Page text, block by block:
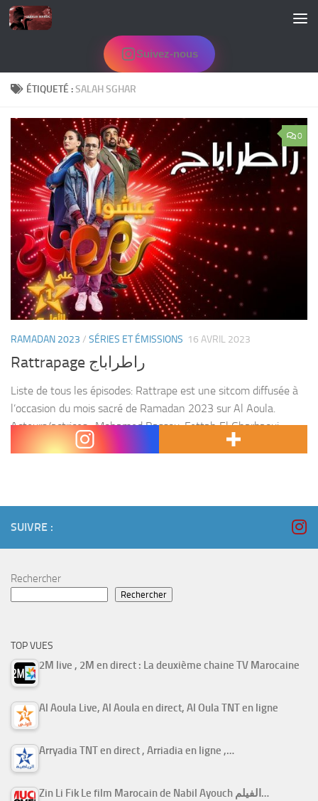
Skip to content
Suivez-nous
ÉTIQUETÉ :SALAH SGHAR
0
RAMADAN 2023 / SÉRIES ET ÉMISSIONS 16 AVRIL 2023
Rattrapage راطراباج
Liste de tous les épisodes: Rattrape est une sitcom diffusée à
l’occasion du mois sacré de Ramadan 2023 sur Al Aoula.
Acteurs/actrices : Mohamed Bassou, Fettah El Gharbaoui,
Salaheddine Benmoussa, Rajaa Latifine, Fatima Zahra...
SUIVRE :
Rechercher
Rechercher
TOP VUES
2M live , 2M en direct : La deuxième chaine TV Marocaine
Al Aoula Live, Al Aoula en direct, Al Oula TNT en ligne
Arryadia TNT en direct , Arriadia en ligne ,…
Zin Li Fik Le film Marocain de Nabil Ayouch الفيلم…